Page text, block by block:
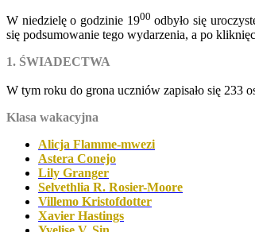
W niedzielę o godzinie 1900 odbyło się
się podsumowanie tego wydarzenia, a po
1. ŚWIADECTWA
W tym roku do grona uczniów zapisało się 233
Klasa wakacyjna
Alicja Flamme-mwezi
Astera Conejo
Lily Granger
Selvethlia R. Rosier-Moore
Villemo Kristofdotter
Xavier Hastings